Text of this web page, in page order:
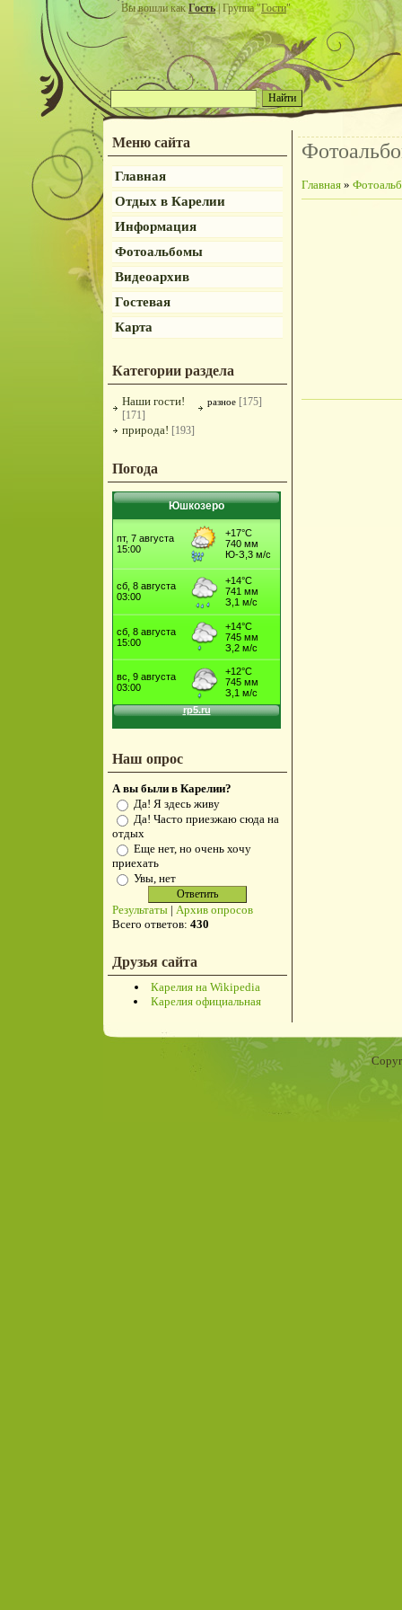
Вы вошли какГость| Группа "Гости"
Меню сайта
Главная
Отдых в Карелии
Информация
Фотоальбомы
Видеоархив
Гостевая
Карта
Категории раздела
Наши гости!
[171]
разное [175]
природа! [193]
Погода
Юшкозеро
Наш опрос
А вы были в Карелии?
Да! Я здесь живу
Да! Часто приезжаю сюда на
отдых
Еще нет, но очень хочу
приехать
Увы, нет
Результаты | Архив опросов
Всего ответов: 430
Друзья сайта
Карелия на Wikipedia
Карелия официальная
Главная »